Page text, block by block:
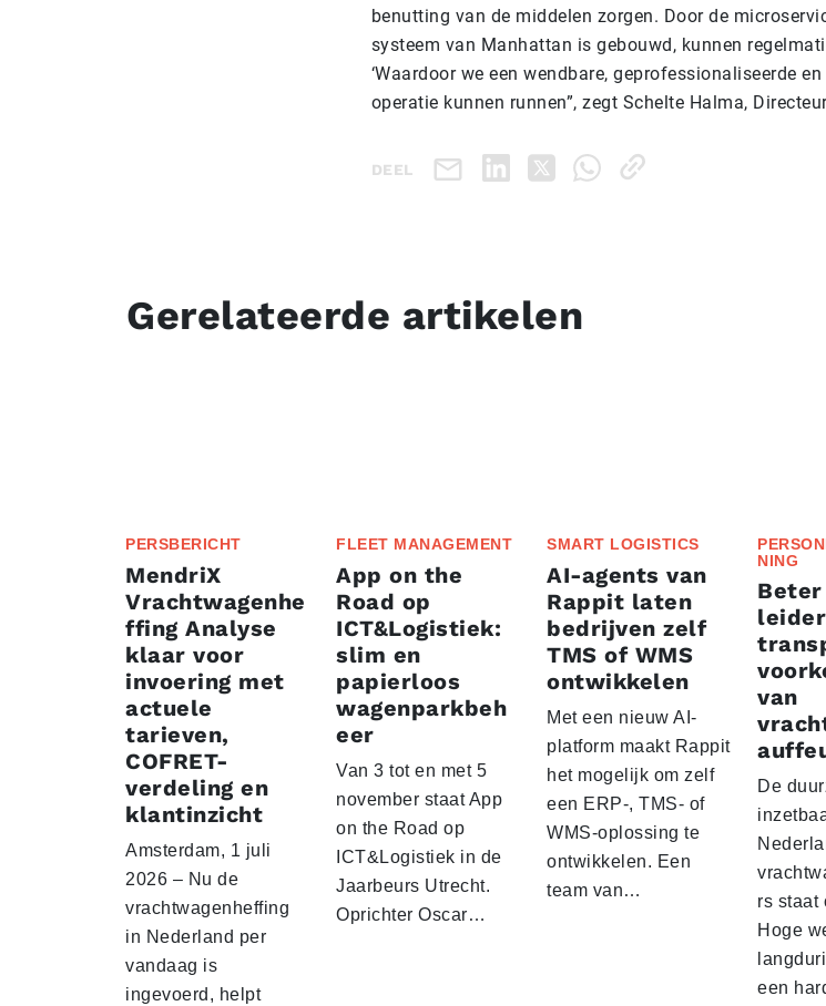
benutting van de middelen zorgen. Door de
systeem van Manhattan is gebouwd, kunnen
‘Waardoor we een wendbare, geprofessionaliseerde
operatie kunnen runnen”, zegt Schelte Halma,
DEEL
Gerelateerde artikelen
PERSBERICHT
MendriX
Vrachtwagenhe
ffing Analyse
klaar voor
invoering met
actuele
tarieven,
COFRET-
verdeling en
klantinzicht
Amsterdam, 1 juli
2026 – Nu de
vrachtwagenheffing
in Nederland per
vandaag is
ingevoerd, helpt
FLEET MANAGEMENT
App on the
Road op
ICT&Logistiek:
slim en
papierloos
wagenparkbeh
eer
Van 3 tot en met 5
november staat App
on the Road op
ICT&Logistiek in de
Jaarbeurs Utrecht.
Oprichter Oscar…
SMART LOGISTICS
AI-agents van
Rappit laten
bedrijven zelf
TMS of WMS
ontwikkelen
Met een nieuw AI-
platform maakt Rappit
het mogelijk om zelf
een ERP-, TMS- of
WMS-oplossing te
ontwikkelen. Een
team van…
NING
Beter
van
De
rs staat
Hoge
een